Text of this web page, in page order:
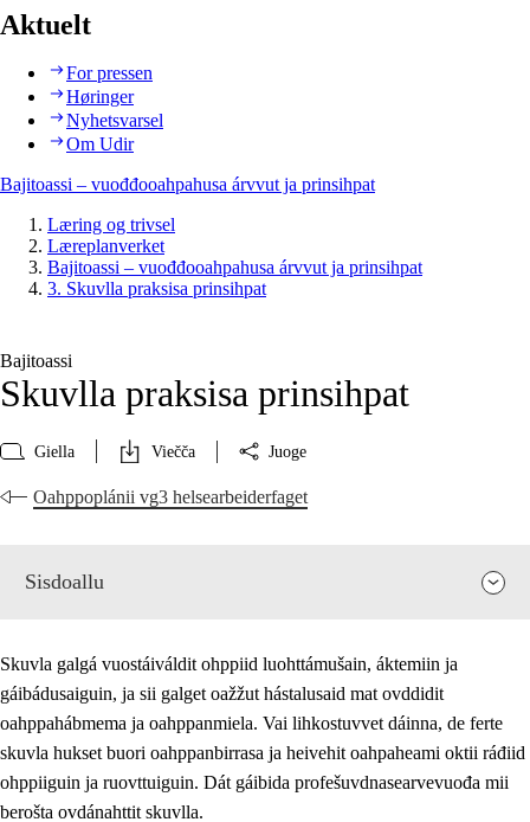
Aktuelt
For pressen
Høringer
Nyhetsvarsel
Om Udir
Bajitoassi – vuođđooahpahusa árvvut ja prinsihpat
Læring og trivsel
Læreplanverket
Bajitoassi – vuođđooahpahusa árvvut ja prinsihpat
3. Skuvlla praksisa prinsihpat
Bajitoassi
Skuvlla praksisa prinsihpat
Giella Viečča Juoge
Oahppoplánii vg3 helsearbeiderfaget
Sisdoallu
Skuvla galgá vuostáiváldit ohppiid luohttámušain, áktemiin ja
gáibádusaiguin, ja sii galget oažžut hástalusaid mat ovddidit
oahppahábmema ja oahppanmiela. Vai lihkostuvvet dáinna, de ferte
skuvla hukset buori oahppanbirrasa ja heivehit oahpaheami oktii ráđiid
ohppiiguin ja ruovttuiguin. Dát gáibida profešuvdnasearvevuođa mii
berošta ovdánahttit skuvlla.